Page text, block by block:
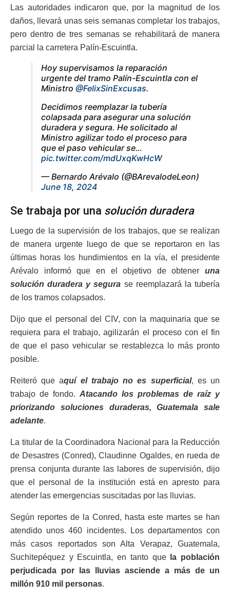
Las autoridades indicaron que, por la magnitud de los
daños, llevará unas seis semanas completar los trabajos,
pero dentro de tres semanas se rehabilitará de manera
parcial la carretera Palín-Escuintla.
Hoy supervisamos la reparación
urgente del tramo Palín-Escuintla con el
Ministro @FelixSinExcusas.
Decidimos reemplazar la tubería
colapsada para asegurar una solución
duradera y segura. He solicitado al
Ministro agilizar todo el proceso para
que el paso vehicular se…
pic.twitter.com/mdUxqKwHcW
— Bernardo Arévalo (@BArevalodeLeon)
June 18, 2024
Se trabaja por una solución duradera
Luego de la supervisión de los trabajos, que se realizan
de manera urgente luego de que se reportaron en las
últimas horas los hundimientos en la vía, el presidente
Arévalo informó que en el objetivo de obtener una
solución duradera y segura se reemplazará la tubería
de los tramos colapsados.
Dijo que el personal del CIV, con la maquinaria que se
requiera para el trabajo, agilizarán el proceso con el fin
de que el paso vehicular se restablezca lo más pronto
posible.
Reiteró que aquí el trabajo no es superficial, es un
trabajo de fondo. Atacando los problemas de raíz y
priorizando soluciones duraderas, Guatemala sale
adelante.
La titular de la Coordinadora Nacional para la Reducción
de Desastres (Conred), Claudinne Ogaldes, en rueda de
prensa conjunta durante las labores de supervisión, dijo
que el personal de la institución está en apresto para
atender las emergencias suscitadas por las lluvias.
Según reportes de la Conred, hasta este martes se han
atendido unos 460 incidentes. Los departamentos con
más casos reportados son Alta Verapaz, Guatemala,
Suchitepéquez y Escuintla, en tanto que
la población
perjudicada por las lluvias asciende a más de un
millón 910 mil personas.